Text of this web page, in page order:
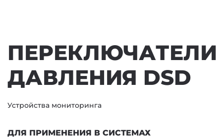
ПЕРЕКЛЮЧАТЕЛИ
ДАВЛЕНИЯ DSD
Устройства мониторинга
ДЛЯ ПРИМЕНЕНИЯ В СИСТЕМАХ